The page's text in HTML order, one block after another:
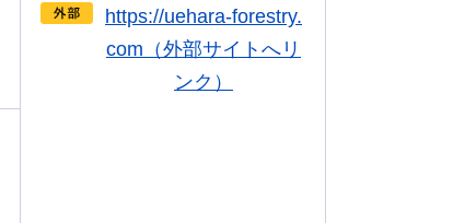
https://uehara-forestry.
com（外部サイトへリ
ンク）